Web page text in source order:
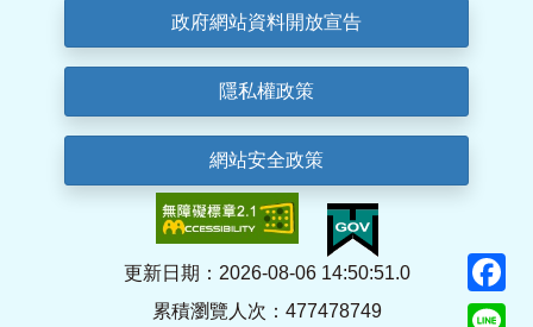
政府網站資料開放宣告
隱私權政策
網站安全政策
更新日期：2026-08-06 14:50:51.0
累積瀏覽人次：477478749